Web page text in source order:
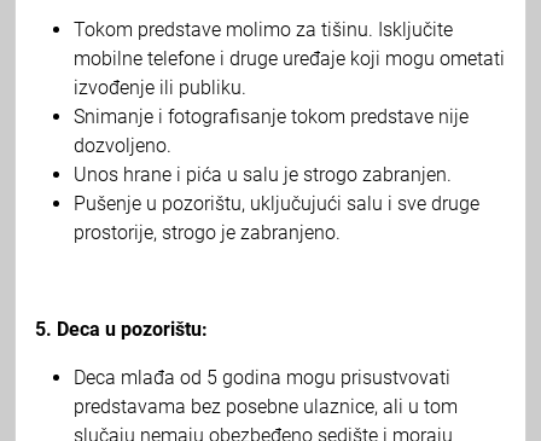
Tokom predstave molimo za tišinu. Isključite
mobilne telefone i druge uređaje koji mogu ometati
izvođenje ili publiku.
Snimanje i fotografisanje tokom predstave nije
dozvoljeno.
Unos hrane i pića u salu je strogo zabranjen.
Pušenje u pozorištu, uključujući salu i sve druge
prostorije, strogo je zabranjeno.
5. Deca u pozorištu:
Deca mlađa od 5 godina mogu prisustvovati
predstavama bez posebne ulaznice, ali u tom
slučaju nemaju obezbeđeno sedište i moraju